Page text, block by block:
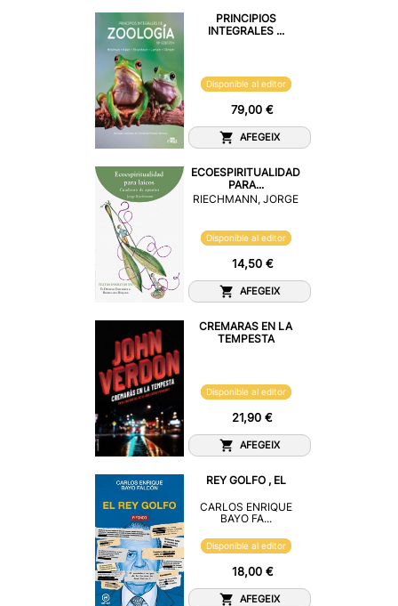
PRINCIPIOS
INTEGRALES ...
Disponible al editor
79,00 €
AFEGEIX
ECOESPIRITUALIDAD
PARA...
RIECHMANN, JORGE
Disponible al editor
14,50 €
AFEGEIX
CREMARAS EN LA
TEMPESTA
Disponible al editor
21,90 €
AFEGEIX
REY GOLFO , EL
CARLOS ENRIQUE
BAYO FA...
Disponible al editor
18,00 €
AFEGEIX